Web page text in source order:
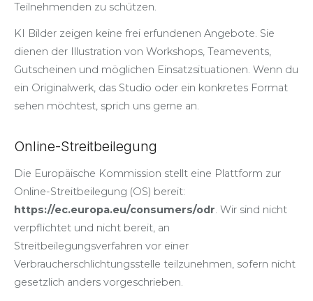
Teilnehmenden zu schützen.
KI Bilder zeigen keine frei erfundenen Angebote. Sie
dienen der Illustration von Workshops, Teamevents,
Gutscheinen und möglichen Einsatzsituationen. Wenn du
ein Originalwerk, das Studio oder ein konkretes Format
sehen möchtest, sprich uns gerne an.
Online-Streitbeilegung
Die Europäische Kommission stellt eine Plattform zur
Online-Streitbeilegung (OS) bereit:
https://ec.europa.eu/consumers/odr. Wir sind nicht
verpflichtet und nicht bereit, an
Streitbeilegungsverfahren vor einer
Verbraucherschlichtungsstelle teilzunehmen, sofern nicht
gesetzlich anders vorgeschrieben.